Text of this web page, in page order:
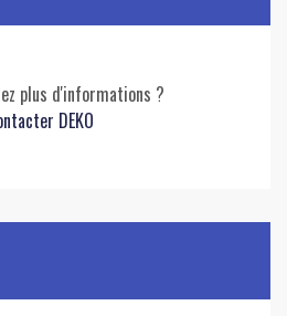
plus d'informations ?
DEKO